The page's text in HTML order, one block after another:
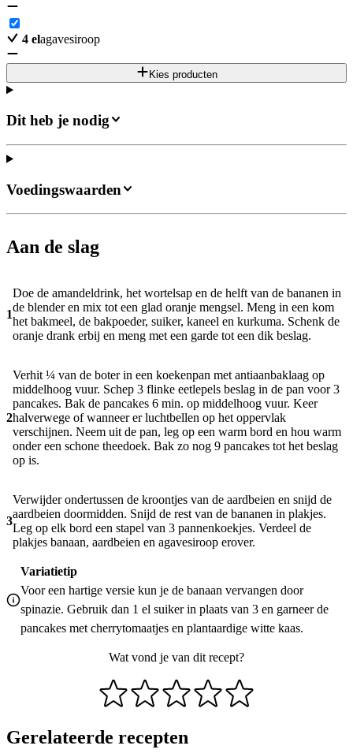
4 elagavesiroop
Kies producten
Dit heb je nodig
Aan de slag
1
Doe de amandeldrink, het wortelsap en de helft van de bananen in
de blender en mix tot een glad oranje mengsel. Meng in een kom
het bakmeel, de bakpoeder, suiker, kaneel en kurkuma. Schenk de
oranje drank erbij en meng met een garde tot een dik beslag.
2
Verhit ¼ van de boter in een koekenpan met antiaanbaklaag op
middelhoog vuur. Schep 3 flinke eetlepels beslag in de pan voor 3
pancakes. Bak de pancakes 6 min. op middelhoog vuur. Keer
halverwege of wanneer er luchtbellen op het oppervlak
verschijnen. Neem uit de pan, leg op een warm bord en hou warm
onder een schone theedoek. Bak zo nog 9 pancakes tot het beslag
op is.
3
Verwijder ondertussen de kroontjes van de aardbeien en snijd de
aardbeien doormidden. Snijd de rest van de bananen in plakjes.
Leg op elk bord een stapel van 3 pannenkoekjes. Verdeel de
plakjes banaan, aardbeien en agavesiroop erover.
Variatietip
Voor een hartige versie kun je de banaan vervangen door
spinazie. Gebruik dan 1 el suiker in plaats van 3 en garneer de
pancakes met cherrytomaatjes en plantaardige witte kaas.
Wat vond je van dit recept?
Voedingswaarden
Gerelateerde recepten